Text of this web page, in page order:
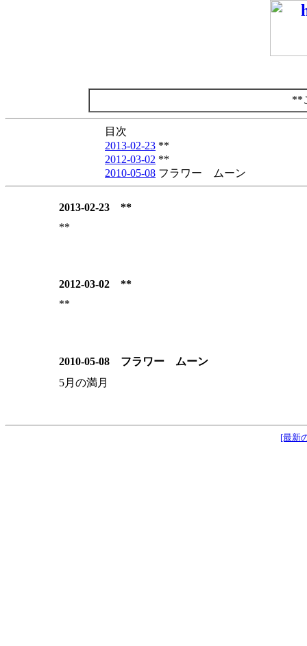
**
目次
2013-02-23 **
2012-03-02 **
2010-05-08 フラワー ムーン
2013-02-23 **
**
2012-03-02 **
**
2010-05-08 フラワー ムーン
5月の満月
[最新